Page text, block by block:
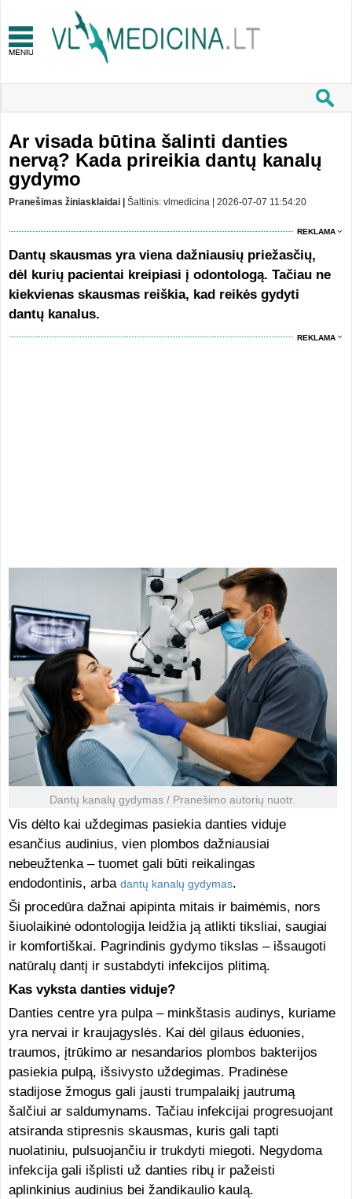
Ar visada būtina šalinti danties
nervą? Kada prireikia dantų kanalų
gydymo
Pranešimas žiniasklaidai | Šaltinis: vlmedicina | 2026-07-07 11:54:20
REKLAMA
Dantų skausmas yra viena dažniausių priežasčių,
dėl kurių pacientai kreipiasi į odontologą. Tačiau ne
kiekvienas skausmas reiškia, kad reikės gydyti
dantų kanalus.
REKLAMA
Dantų kanalų gydymas / Pranešimo autorių nuotr.
Vis dėlto kai uždegimas pasiekia danties viduje
esančius audinius, vien plombos dažniausiai
nebeužtenka – tuomet gali būti reikalingas
endodontinis, arba dantų kanalų gydymas.
Ši procedūra dažnai apipinta mitais ir baimėmis, nors
šiuolaikinė odontologija leidžia ją atlikti tiksliai, saugiai
ir komfortiškai. Pagrindinis gydymo tikslas – išsaugoti
natūralų dantį ir sustabdyti infekcijos plitimą.
Kas vyksta danties viduje?
Danties centre yra pulpa – minkštasis audinys, kuriame
yra nervai ir kraujagyslės. Kai dėl gilaus ėduonies,
traumos, įtrūkimo ar nesandarios plombos bakterijos
pasiekia pulpą, išsivysto uždegimas. Pradinėse
stadijose žmogus gali jausti trumpalaikį jautrumą
šalčiui ar saldumynams. Tačiau infekcijai progresuojant
atsiranda stipresnis skausmas, kuris gali tapti
nuolatiniu, pulsuojančiu ir trukdyti miegoti. Negydoma
infekcija gali išplisti už danties ribų ir pažeisti
aplinkinius audinius bei žandikaulio kaulą.